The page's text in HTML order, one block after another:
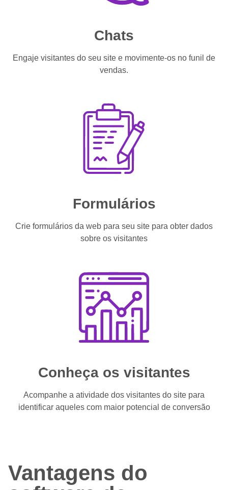
Chats
Engaje visitantes do seu site e movimente-os no funil de
vendas.
Formulários
Crie formulários da web para seu site para obter dados
sobre os visitantes
Conheça os visitantes
Acompanhe a atividade dos visitantes do site para
identificar aqueles com maior potencial de conversão
Vantagens do